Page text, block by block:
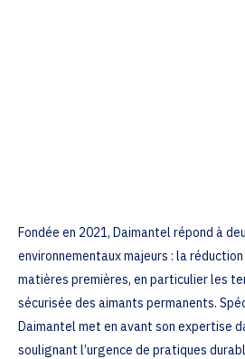
Fondée en 2021, Daimantel répond à
environnementaux majeurs : la
matières premières, en particulier les
sécurisée des aimants permanents.
Daimantel met en avant son expertise
soulignant l’urgence de pratiques